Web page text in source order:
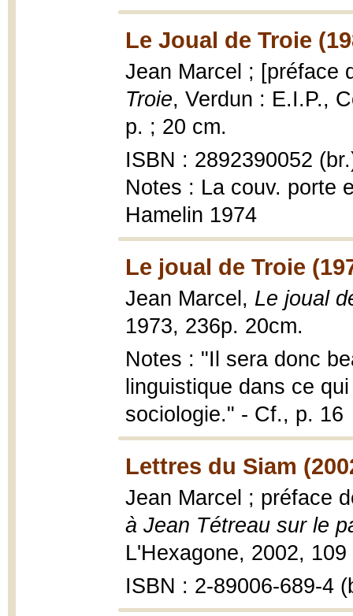
Le Joual de Troie
Jean Marcel ; [préface
Troie, Verdun : E.I.P.,
p. ; 20 cm.
ISBN : 2892390052
Notes : La couv. porte
Hamelin 1974
Le joual de Troie
Jean Marcel, Le joual
1973, 236p. 20cm.
Notes : "Il sera donc
linguistique dans ce
sociologie." - Cf., p. 16
Lettres du Siam
Jean Marcel ; préface
à Jean Tétreau sur le
L'Hexagone, 2002,
ISBN : 2-89006-689-4